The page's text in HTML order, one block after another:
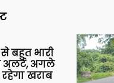
से बहुत भारी
अलर्ट, अगले
खराब